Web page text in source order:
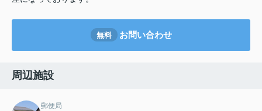
無料 お問い合わせ
周辺施設
郵便局